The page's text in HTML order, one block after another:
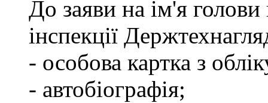
До заяви на ім'я голови
інспекції
- особова картка з
- автобіографія;